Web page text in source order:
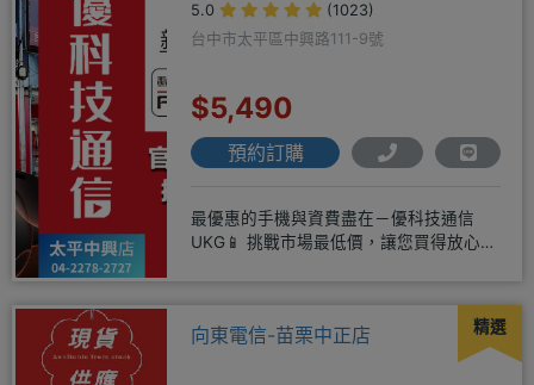
5.0
(1023)
台中市太平區中興路111-9號
$5,490
預約訂購
最優惠的手機與資費盡在－優科技通信
UKG📱 挑戰市場最低價，讓您買得放心又
精選
向東電信-苗栗中正店